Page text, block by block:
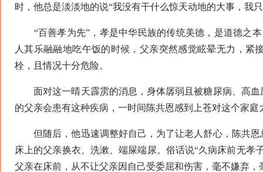
时，他总是淡淡地的说“我没有干什么惊天动地的大事，我
“百善孝为先”，孝是中华民族的传统美德，是道德之本
人其乐融融地吃午饭的时候，父亲突然感觉眩晕无力，
栓，且情况十分危险。
面对这一晴天霹雳的消息，身体孱弱且被糖尿病、高血
的父亲会患有这种疾病，一时间陈共恩感到上苍对这个家庭
但随后，他迅速调整好自己，为了让老人舒心，陈共恩
床上的父亲换衣、洗漱、端屎端尿。俗话说“久病床前无
父亲在床前，从不让父亲因自己受委屈和伤害，毫不嫌弃